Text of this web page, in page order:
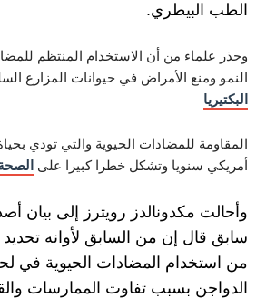
من أن الاستخدام المنتظم للمضادات
الأمراض في حيوانات المزارع السليمة
وتشكل خطرا كبيرا على الصحة العالمية.
رويترز إلى بيان أصدرته في
إن من السابق لأوانه تحديد جدول
المضادات الحيوية في لحوم أخرى
بسبب تفاوت الممارسات والقوانين